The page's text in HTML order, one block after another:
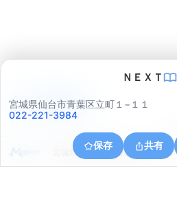
ＮＥＸＴ
宮城県仙台市青葉区立町１−１１
022-221-3984
保存 共有
宮城県仙台市青葉区八幡４丁目６
アプリで見る